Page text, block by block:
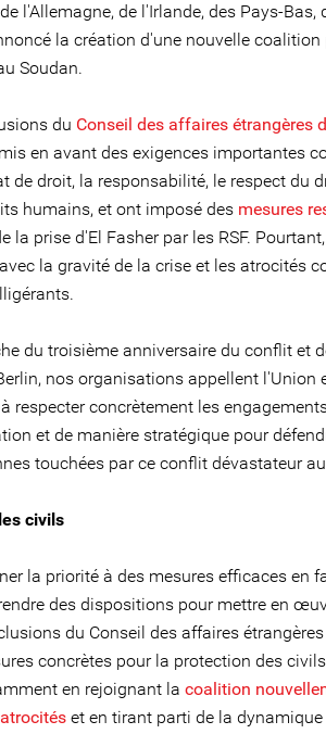
l'Allemagne, de l'Irlande, des Pays-Bas,
la création d'une nouvelle
Soudan.
du Conseil des affaires étrangères
en avant des exigences importantes
de droit, la responsabilité, le respect du
humains, et ont imposé des mesures
la prise d'El Fasher par les RSF.
la gravité de la crise et les atrocités
du troisième anniversaire du conflit et
nos organisations appellent l'Union
respecter concrètement les
et de manière stratégique pour
touchées par ce conflit dévastateur
civils
la priorité à des mesures efficaces en
des dispositions pour mettre en
du Conseil des affaires
concrètes pour la protection des
en rejoignant la coalition
et en tirant parti de la dynamique